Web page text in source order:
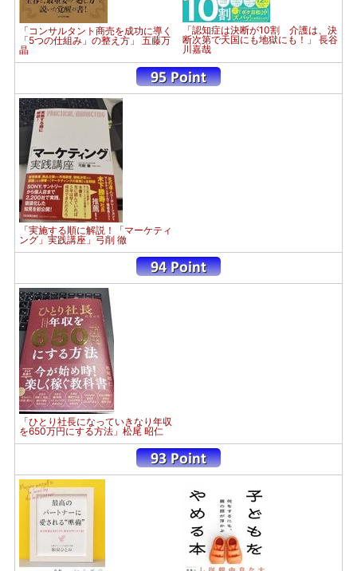
「コンサルタント商売を成功に導く
「5つの仕組み」の整え方」 五藤万
晶
「認知症は決断が10割 介護は、決
断次第で天国にも地獄にも！」 長谷
川嘉哉
「実施する順に解説！「マーケティ
ング」実践講座」弓削 徹
「ひとり社長になっていきなり年収
を650万円にする方法」松尾 昭仁